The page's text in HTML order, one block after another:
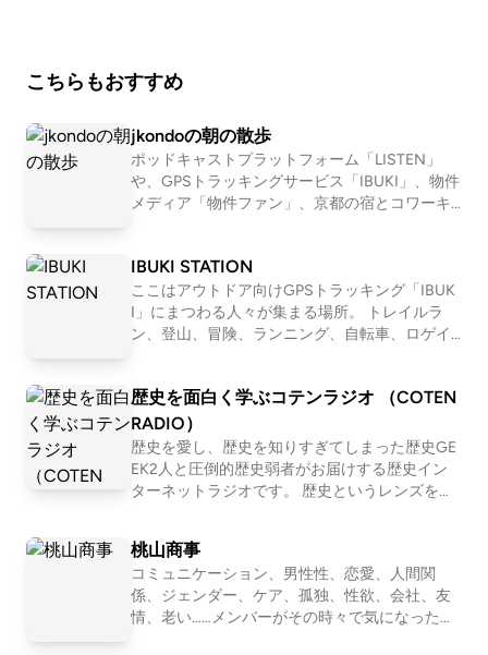
こちらもおすすめ
jkondoの朝の散歩
ポッドキャストプラットフォーム「LISTEN」
や、GPSトラッキングサービス「IBUKI」、物件
メディア「物件ファン」、京都の宿とコワーキ
ら、日々の出来事や考えたことを語ります。
IBUKI STATION
ここはアウトドア向けGPSトラッキング「IBUK
I」にまつわる人々が集まる場所。 トレイルラ
ン、登山、冒険、ランニング、自転車、ロゲイ
しむ姿勢。 自然を目一杯楽しみ、苦しみなが
ら、人と接する喜びにも気付く。 アウトドアを
満喫するみなさんが、ほっとできるIBUKI STATI
ONです。 IBUKI https://ibuki.run/ 近藤淳也 IBU
KIを提供する株式会社OND代表。ポッドキャス
ィレクター 中川和美 OND所属。IBUKI担当。ト
レイルランナー
歴史を面白く学ぶコテンラジオ （COTEN
RADIO）
歴史を愛し、歴史を知りすぎてしまった歴史GE
EK2人と圧倒的歴史弱者がお届けする歴史イン
ターネットラジオです。 歴史というレンズを通
く！？ 笑いあり、涙ありの新感覚・歴史キュレ
ーションプログラム！ ☆Apple &amp; Spotify Po
dcast 部門別ランキング１位獲得！ ☆ジャパン
ポッドキャストアワード2019 大賞&amp;Spotify
桃山商事
コミュニケーション、男性性、恋愛、人間関
係、ジェンダー、ケア、孤独、性欲、会社、友
情、老い……メンバーがその時々で気になったテ